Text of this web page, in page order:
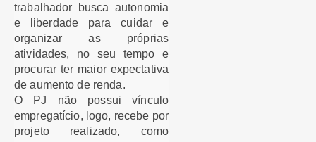
trabalhador busca autonomia
e liberdade para cuidar e
organizar as próprias
atividades, no seu tempo e
procurar ter maior expectativa
de aumento de renda.
O PJ não possui vínculo
empregatício, logo, recebe por
projeto realizado, como